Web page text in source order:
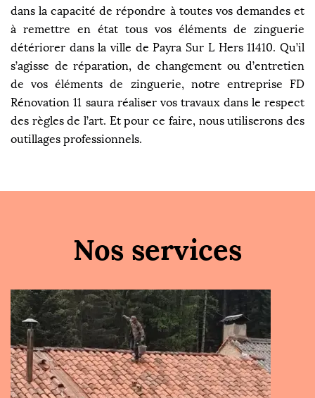
dans la capacité de répondre à toutes vos demandes et
à remettre en état tous vos éléments de zinguerie
détériorer dans la ville de Payra Sur L Hers 11410. Qu’il
s’agisse de réparation, de changement ou d’entretien
de vos éléments de zinguerie, notre entreprise FD
Rénovation 11 saura réaliser vos travaux dans le respect
des règles de l’art. Et pour ce faire, nous utiliserons des
outillages professionnels.
Nos services